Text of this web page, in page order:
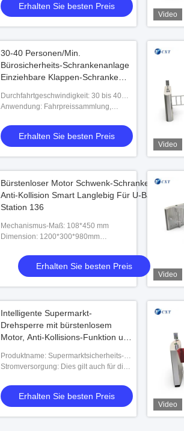
Erhalten Sie besten Preis
Video
30-40 Personen/Min.
Bürosicherheits-Schrankenanlage
Einziehbare Klappen-Schranke
Durchfahrtgeschwindigkeit: 30 bis 40
Personen/min, 30-40 Personen/min,40
Anwendung: Fahrpreissammlung,
Erhalten Sie besten Preis
Video
Bürstenloser Motor Schwenk-Schranke
Anti-Kollision Smart Langlebig Für U-Bahn-
Station 136
Mechanismus-Maß: 108*450 mm
Dimension: 1200*300*980mm
Erhalten Sie besten Preis
Video
Intelligente Supermarkt-
Drehsperre mit bürstenlosem
Motor, Anti-Kollisions-Funktion und
Zutrittskontrollsystem
Produktname: Supermarktsicherheits-
Zugriffskontrollsystem Schwing-
Detektor,Tür-Zugr
Stromversorgung: Dies gilt auch für die
die Berechnung der Leistungsspiegel.
Erhalten Sie besten Preis
Video